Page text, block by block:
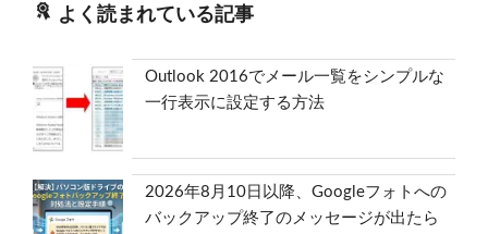
よく読まれている記事
Outlook 2016でメール一覧をシンプルな
一行表示に設定する方法
2026年8月10日以降、Googleフォトへの
バックアップ終了のメッセージが出たら